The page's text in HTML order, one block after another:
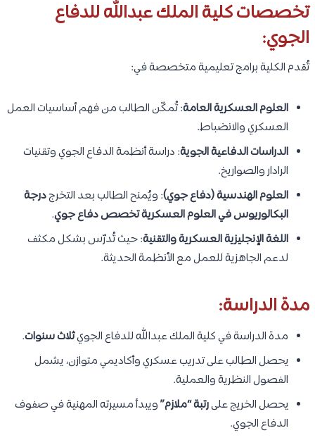
تخصصات كلية الملك عبدالله للدفاع
الجوي:
تُقدم الكلية برامج تعليمية متخصصة في:
العلوم العسكرية العامة: تُمكّن الطالب من فهم أساسيات العمل
العسكري والانضباط.
الدراسات الدفاعية الجوية: دراسة أنظمة الدفاع الجوي وتقنيات
الرادار والصواريخ.
العلوم الهندسية (دفاع جوي): ويُمنح الطالب بعد التخرجدرجة
البكالوريوس في العلوم العسكرية تخصص دفاع جوي.
اللغة الإنجليزية العسكرية والتقنية: حيث تُدرّس بشكل مكثف
لدعم الجاهزية للعمل مع الأنظمة الحديثة.
مدة الدراسة:
مدة الدراسة في كلية الملك عبدالله للدفاع الجويثلاث سنوات.
يحصل الطالب على تدريب عسكري وأكاديمي متوازن، يشمل
الفصول النظرية والعملية.
يحصل الخريج علىرتبة “ملازم”ويبدأ مسيرته المهنية في صفوف
الدفاع الجوي.